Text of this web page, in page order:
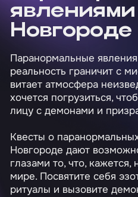
Новгороде
Паранормальные
реальность граничит с
витает атмосфера
хочется погрузиться,
лицу с демонами и
Квесты о
Новгороде дают
глазами то, что,
мире. Посвятите себя
ритуалы и вызовите